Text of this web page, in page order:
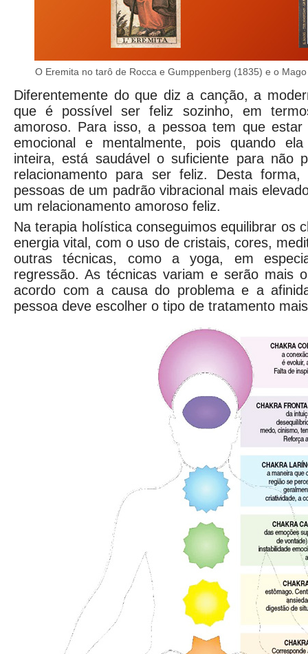
O Eremita no tarô de Rocca e Gumppenberg (1835) e o
Diferentemente do que diz a canção, a
que é possível ser feliz sozinho, em
amoroso. Para isso, a pessoa tem que estar
emocional e mentalmente, pois quando
inteira, está saudável o suficiente para não
relacionamento para ser feliz. Desta
pessoas de um padrão vibracional mais
um relacionamento amoroso feliz.
Na terapia holística conseguimos equilibrar os
energia vital, com o uso de cristais, cores,
outras técnicas, como a yoga, em
regressão. As técnicas variam e serão mais
acordo com a causa do problema e a
pessoa deve escolher o tipo de tratamento